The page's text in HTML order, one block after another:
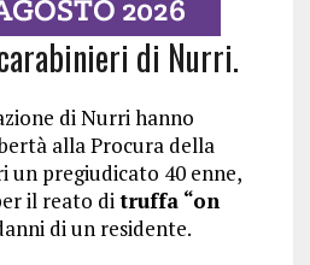
di Nurri.
di Nurri hanno
alla Procura della
un pregiudicato 40 enne,
il reato ditruffa “on
di un residente.